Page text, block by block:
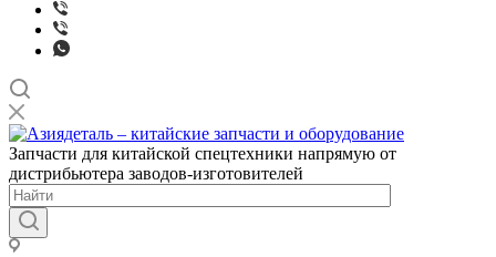
Запчасти для китайской спецтехники напрямую от
дистрибьютера заводов-изготовителей